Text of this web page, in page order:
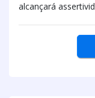
alcançará